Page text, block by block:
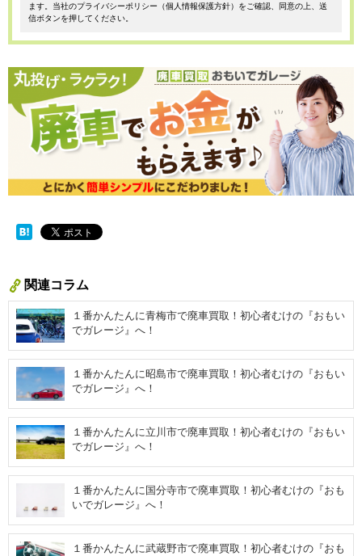
ます。当社のプライバシーポリシー（個人情報保護方針）をご確認、同意の上、送
信ボタンを押してください。
関連コラム
１番かんたんに青梅市で廃車買取！初心者むけの『おもい
でガレージ』へ！
１番かんたんに昭島市で廃車買取！初心者むけの『おもい
でガレージ』へ！
１番かんたんに立川市で廃車買取！初心者むけの『おもい
でガレージ』へ！
１番かんたんに国分寺市で廃車買取！初心者むけの『おも
いでガレージ』へ！
１番かんたんに武蔵野市で廃車買取！初心者むけの『おも